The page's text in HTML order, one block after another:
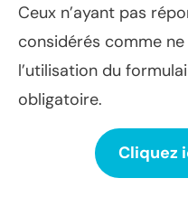
Ceux n’ayant pas
considérés comme
l’utilisation du
obligatoire.
Cliquez